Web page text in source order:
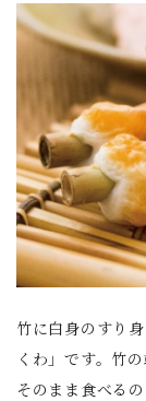
竹に白身のすり
くわ」です。竹
そのまま食べる